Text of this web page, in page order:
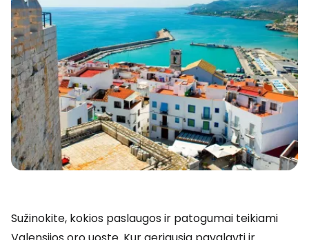
Sužinokite, kokios paslaugos ir patogumai teikiami